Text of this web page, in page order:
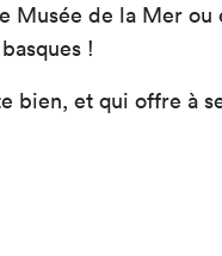
Musée de la Mer
!
bien, et qui offre à